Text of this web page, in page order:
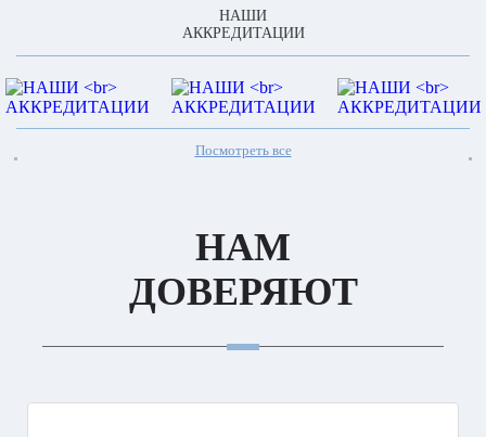
НАШИ
АККРЕДИТАЦИИ
Посмотреть все
НАМ
ДОВЕРЯЮТ